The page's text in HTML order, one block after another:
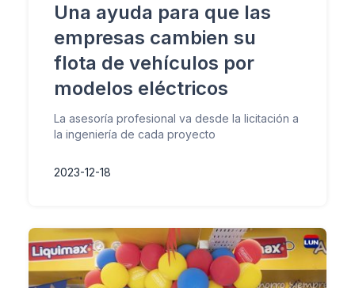
Una ayuda para que las
empresas cambien su
flota de vehículos por
modelos eléctricos
La asesoría profesional va desde la licitación a
la ingeniería de cada proyecto
2023-12-18